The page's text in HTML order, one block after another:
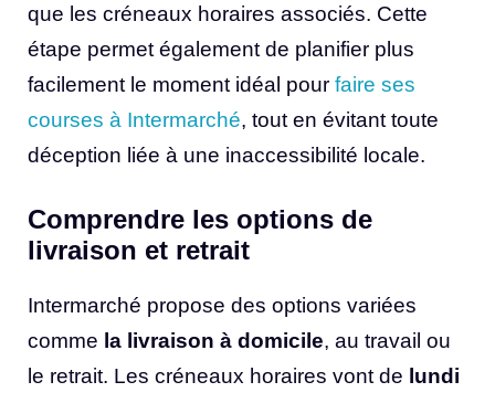
que les créneaux horaires associés. Cette
étape permet également de planifier plus
facilement le moment idéal pour faire ses
courses à Intermarché, tout en évitant toute
déception liée à une inaccessibilité locale.
Comprendre les options de
livraison et retrait
Intermarché propose des options variées
comme la livraison à domicile, au travail ou
le retrait. Les créneaux horaires vont de lundi